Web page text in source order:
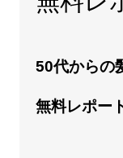
50代からの
無料レポー